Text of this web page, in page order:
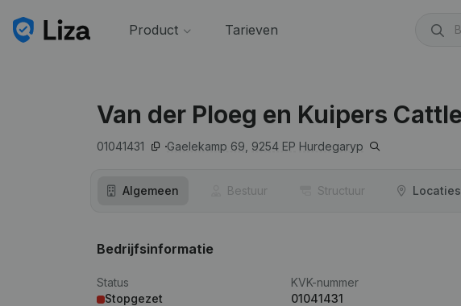
Product Tarieven
Van der Ploeg en Kuipers
01041431 Gaelekamp 69, 9254 EP Hurdegaryp
Algemeen Bestuur Structuur Locaties
Bedrijfsinformatie
Status
Stopgezet
KVK-nummer
01041431